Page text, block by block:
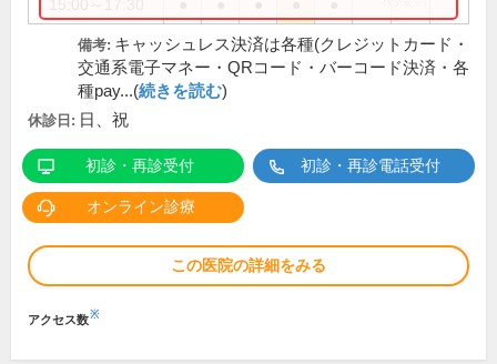
備考: キャッシュレス決済は各種(クレジットカード・
交通系電子マネー・QRコード・バーコード決済・各
種pay...(続きを読む)
休診日: 日、祝
初診・再診受付 初診・再診電話受付
オンライン診療
この医院の詳細をみる
アクセス数※